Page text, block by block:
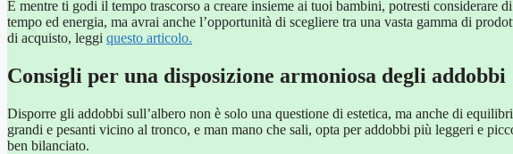
E mentre ti godi il tempo trascorso a creare insieme ai tuoi bambini, potresti considerare
tempo ed energia, ma avrai anche l’opportunità di scegliere tra una vasta gamma di
di acquisto, leggi questo articolo.
Consigli per una disposizione armoniosa degli addobbi
Disporre gli addobbi sull’albero non è solo una questione di estetica, ma anche di
grandi e pesanti vicino al tronco, e man mano che sali, opta per addobbi più leggeri e
ben bilanciato.